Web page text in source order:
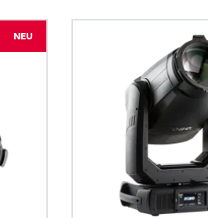
NEU